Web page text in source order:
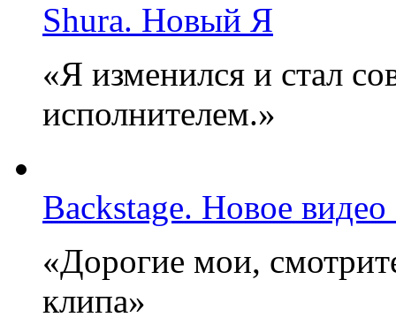
Shura. Новый Я
«Я изменился и стал
исполнителем.»
Backstage. Новое
«Дорогие мои,
клипа»